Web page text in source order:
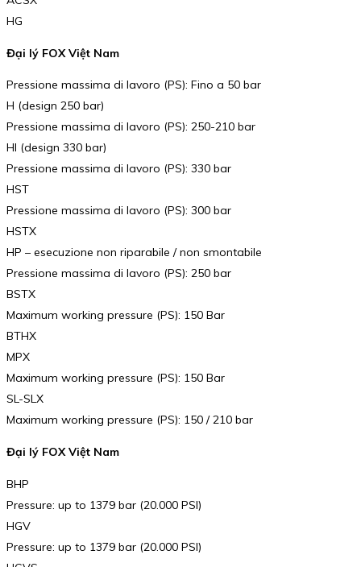
HG
Đại lý FOX Việt Nam
Pressione massima di lavoro (PS): Fino a 50 bar
H (design 250 bar)
Pressione massima di lavoro (PS): 250-210 bar
HI (design 330 bar)
Pressione massima di lavoro (PS): 330 bar
HST
Pressione massima di lavoro (PS): 300 bar
HSTX
HP – esecuzione non riparabile / non smontabile
Pressione massima di lavoro (PS): 250 bar
BSTX
Maximum working pressure (PS): 150 Bar
BTHX
MPX
Maximum working pressure (PS): 150 Bar
SL-SLX
Maximum working pressure (PS): 150 / 210 bar
Đại lý FOX Việt Nam
BHP
Pressure: up to 1379 bar (20.000 PSI)
HGV
Pressure: up to 1379 bar (20.000 PSI)